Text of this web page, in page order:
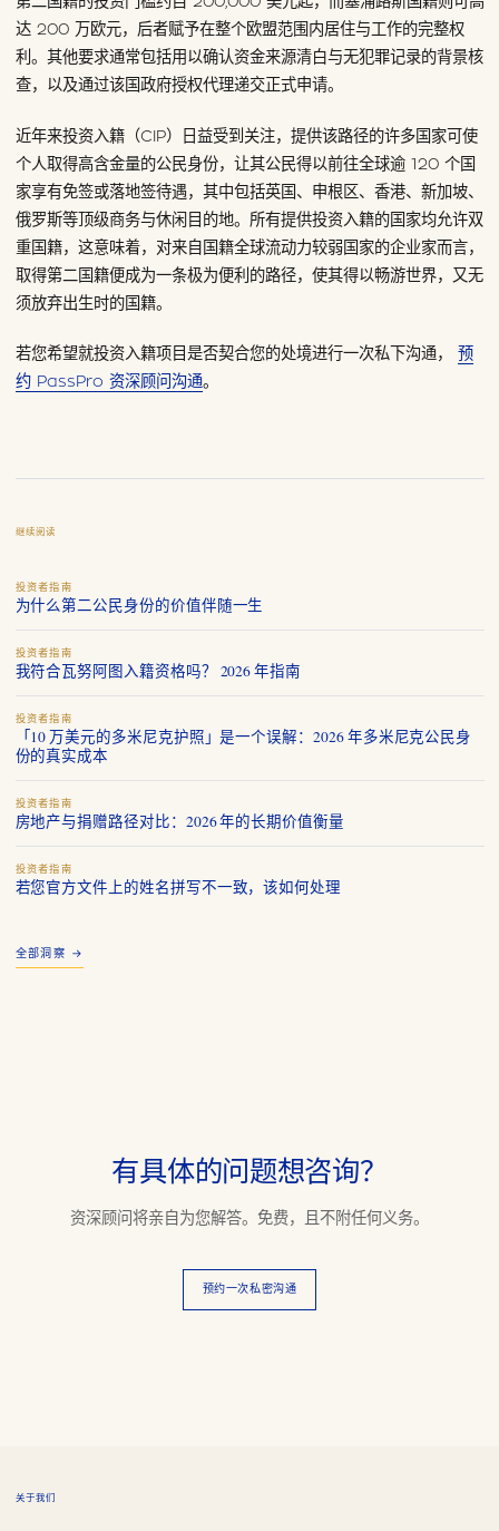
达 200 万欧元，后者赋予在整个欧盟范围内居住与工作的完整权
利。其他要求通常包括用以确认资金来源清白与无犯罪记录的背景核
查，以及通过该国政府授权代理递交正式申请。
近年来投资入籍（CIP）日益受到关注，提供该路径的许多国家可使
个人取得高含金量的公民身份，让其公民得以前往全球逾 120 个国
家享有免签或落地签待遇，其中包括英国、申根区、香港、新加坡、
俄罗斯等顶级商务与休闲目的地。所有提供投资入籍的国家均允许双
重国籍，这意味着，对来自国籍全球流动力较弱国家的企业家而言，
取得第二国籍便成为一条极为便利的路径，使其得以畅游世界，又无
须放弃出生时的国籍。
若您希望就投资入籍项目是否契合您的处境进行一次私下沟通， 预
约 PassPro 资深顾问沟通。
继续阅读
投资者指南
为什么第二公民身份的价值伴随一生
投资者指南
我符合瓦努阿图入籍资格吗？ 2026 年指南
投资者指南
「10 万美元的多米尼克护照」是一个误解：2026 年多米尼克公民身
份的真实成本
投资者指南
房地产与捐赠路径对比：2026 年的长期价值衡量
投资者指南
若您官方文件上的姓名拼写不一致，该如何处理
全部洞察 →
有具体的问题想咨询？
资深顾问将亲自为您解答。免费，且不附任何义务。
预约一次私密沟通
关于我们